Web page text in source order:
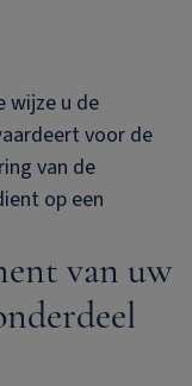
wijze u de
voor de
van de
op een
van uw